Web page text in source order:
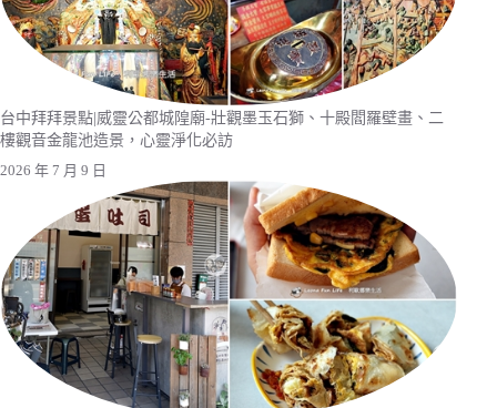
台中拜拜景點|威靈公都城隍廟-壯觀墨玉石獅、十殿閻羅壁畫、二
樓觀音金龍池造景，心靈淨化必訪
2026 年 7 月 9 日